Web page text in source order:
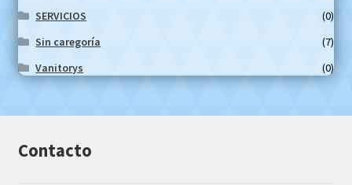
SERVICIOS
(0)
Sin caregoría
(7)
Vanitorys
(0)
Contacto